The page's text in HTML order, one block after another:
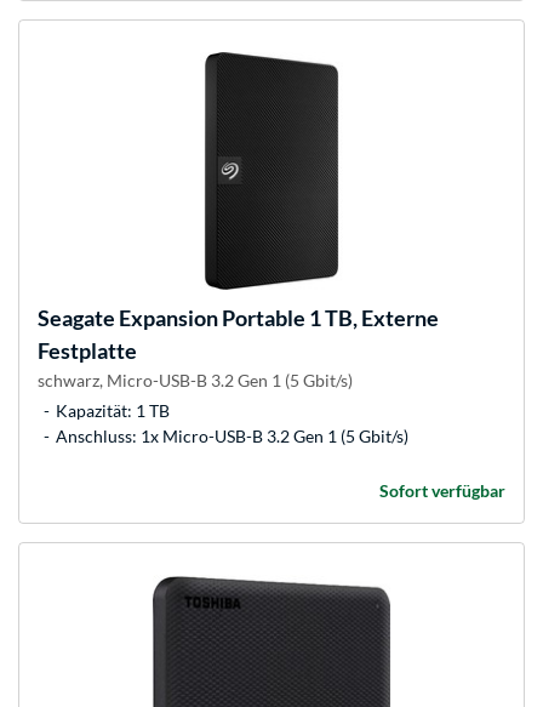
Seagate Expansion Portable 1 TB, Externe
Festplatte
schwarz, Micro-USB-B 3.2 Gen 1 (5 Gbit/s)
Kapazität: 1 TB
Anschluss: 1x Micro-USB-B 3.2 Gen 1 (5 Gbit/s)
Sofort verfügbar